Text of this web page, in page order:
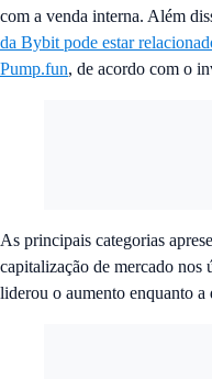
com a venda interna. Além
da Bybit pode estar
Pump.fun, de acordo com o
As principais categorias
capitalização de mercado
liderou o aumento enquanto a